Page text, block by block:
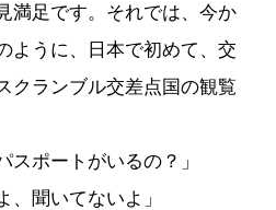
満足です。それでは、今か
ように、日本で初めて、交
クランブル交差点国の観覧
スポートがいるの？」
、聞いてないよ」